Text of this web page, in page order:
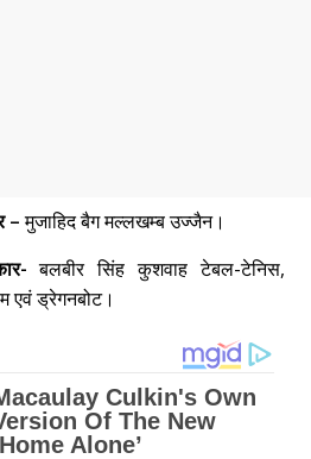
–मुजाहिद बैग मल्लखम्ब उज्जैन।
बलबीर सिंह कुशवाह टेबल-टेनिस,
एवं ड्रेगनबोट।